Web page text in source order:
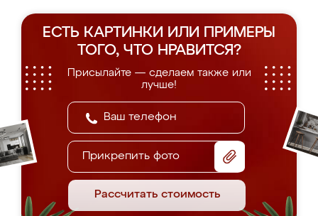
ЕСТЬ КАРТИНКИ ИЛИ ПРИМЕРЫ
ТОГО, ЧТО НРАВИТСЯ?
Присылайте — сделаем также или
лучше!
Прикрепить фото
Рассчитать стоимость